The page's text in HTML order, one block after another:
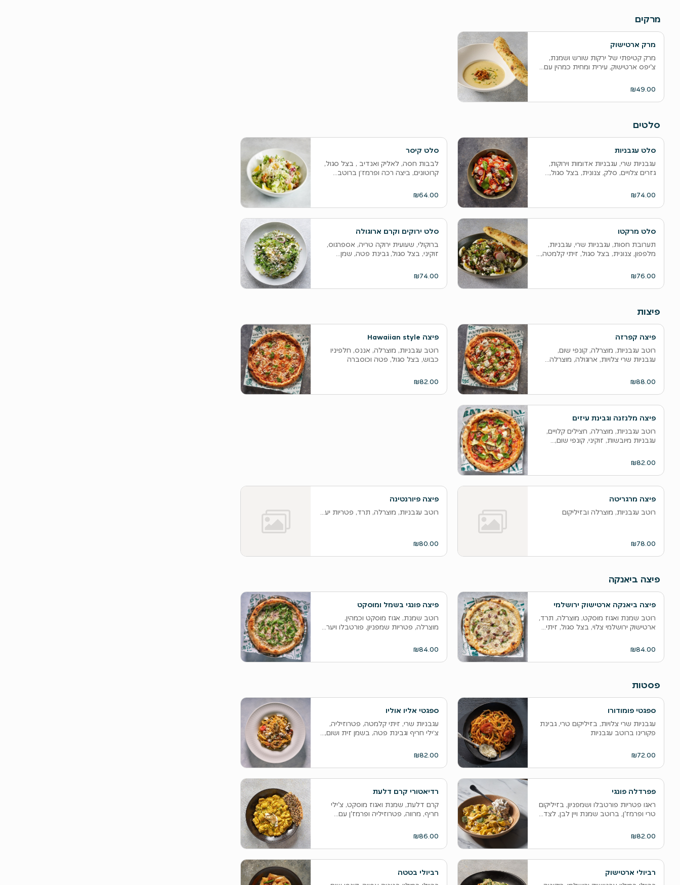
מרקים
מרק ארטישוק
מרק קטיפתי של ירקות שורש ושמנת,
צ'יפס ארטישוק, עירית ומחית כמהין עם...
₪49.00
סלטים
סלט עגבניות
עגבניות שרי, עגבניות אדומות וירוקות,
גזרים צלויים, סלק, צנונית, בצל סגול,...
₪74.00
סלט קיסר
לבבות חסה, לאליק ואנדיב , בצל סגול,
קרוטונים, ביצה רכה ופרמז׳ן ברוטב...
₪64.00
סלט מרקטו
תערובת חסות, עגבניות שרי, עגבניות,
מלפפון, צנונית, בצל סגול, זיתי קלמטה,...
₪76.00
סלט ירוקים וקרם ארוגולה
ברוקולי, שעועית ירוקה טריה, אספרגוס,
זוקיני, בצל סגול, גבינת פטה, שמן...
₪74.00
פיצות
פיצה קפרזה
רוטב עגבניות, מוצרלה, קונפי שום,
עגבניות שרי צלויות, ארוגולה, מוצרלה...
₪88.00
פיצה Hawaiian style
רוטב עגבניות, מוצרלה, אננס, חלפיניו
כבוש, בצל סגול, פטה וכוסברה
₪82.00
פיצה מלנזנה וגבינת עיזים
רוטב עגבניות, מוצרלה, חצילים קלויים,
עגבניות מיובשות, זוקיני, קונפי שום,...
₪82.00
פיצה מרגריטה
רוטב עגבניות, מוצרלה ובזיליקום
₪78.00
פיצה פיורנטינה
רוטב עגבניות, מוצרלה, תרד, פטריות יער צלויות, בצל סגול, עגבניות שרי, פרמז'ן...
₪80.00
פיצה ביאנקה
פיצה ביאנקה ארטישוק ירושלמי
רוטב שמנת ואגוז מוסקט, מוצרלה, תרד,
ארטישוק ירושלמי צלוי, בצל סגול, זיתי...
₪84.00
פיצה פונגי בשמל ומוסקט
רוטב שמנת, אגוז מוסקט וכמהין,
מוצרלה, פטריות שמפניון, פורטבלו ויער...
₪84.00
פסטות
ספגטי פומודורו
עגבניות שרי צלויות, בזיליקום טרי, גבינת
פקורינו ברוטב עגבניות
₪72.00
ספגטי אליו אוליו
עגבניות שרי, זיתי קלמטה, פטרוזיליה,
צ׳ילי חריף וגבינת פטה, בשמן זית ושום,...
₪82.00
פפרדלה פונגי
ראגו פטריות פורטבלו ושמפניון, בזיליקום
טרי ופרמז'ן, ברוטב שמנת ויין לבן, לצד...
₪82.00
רדיאטורי קרם דלעת
קרם דלעת, שמנת ואגוז מוסקט, צ'ילי
חריף, מרווה, פטרוזיליה ופרמז'ן עם...
₪86.00
רביולי ארטישוק
רביולי בטטה